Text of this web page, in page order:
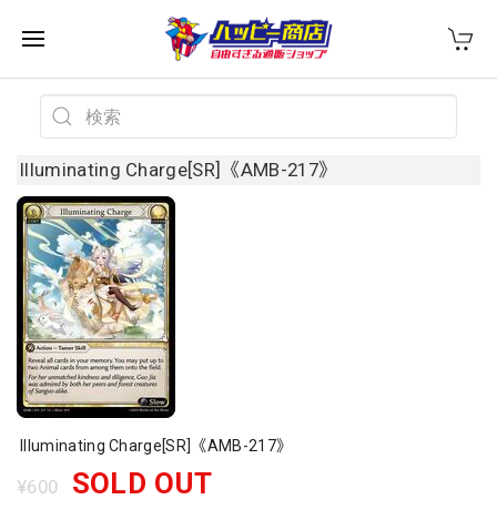
Illuminating Charge[SR]《AMB-217》
Illuminating Charge[SR]《AMB-217》
¥600 SOLD OUT